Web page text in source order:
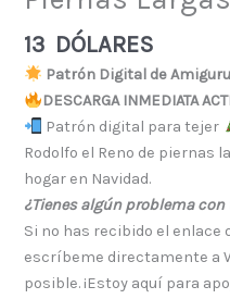
13 DÓLARES
Patrón Digital de
DESCARGA INMEDIATA
Patrón digital para tejer
Rodolfo el Reno de piernas
hogar en Navidad.
¿Tienes algún problema
Si no has recibido el enlace
escríbeme directamente a
posible. ¡Estoy aquí para